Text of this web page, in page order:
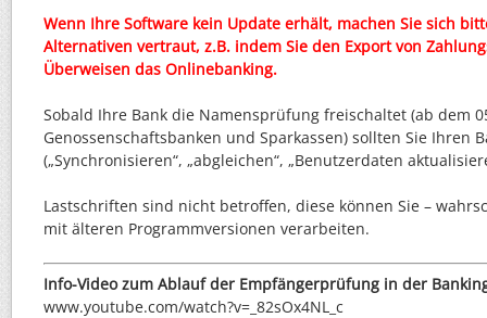
Wenn Ihre Software kein Update erhält, machen Sie sich
Alternativen vertraut, z.B. indem Sie den Export von
Überweisen das Onlinebanking.
Sobald Ihre Bank die Namensprüfung freischaltet (ab dem
Genossenschaftsbanken und Sparkassen) sollten Sie Ihren
(„Synchronisieren“, „abgleichen“, „Benutzerdaten
Lastschriften sind nicht betroffen, diese können Sie –
mit älteren Programmversionen verarbeiten.
Info-Video zum Ablauf der Empfängerprüfung in der
www.youtube.com/watch?v=_82sOx4NL_c